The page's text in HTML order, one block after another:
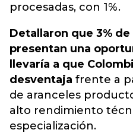
procesadas, con 1%.
Detallaron que 3%
presentan una
llevaría a que
desventaja frente a
de aranceles
alto rendimiento
especialización.